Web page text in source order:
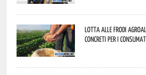
Lotta alle frodi
concreti per i